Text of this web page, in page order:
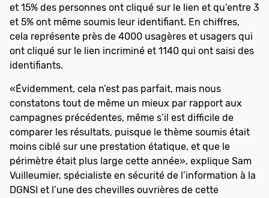
et 15% des personnes ont cliqué sur le lien et qu’entre 3
et 5% ont même soumis leur identifiant. En chiffres,
cela représente près de 4000 usagères et usagers qui
ont cliqué sur le lien incriminé et 1140 qui ont saisi des
identifiants.
«Évidemment, cela n’est pas parfait, mais nous
constatons tout de même un mieux par rapport aux
campagnes précédentes, même s’il est difficile de
comparer les résultats, puisque le thème soumis était
moins ciblé sur une prestation étatique, et que le
périmètre était plus large cette année», explique Sam
Vuilleumier, spécialiste en sécurité de l’information à la
DGNSI et l’une des chevilles ouvrières de cette